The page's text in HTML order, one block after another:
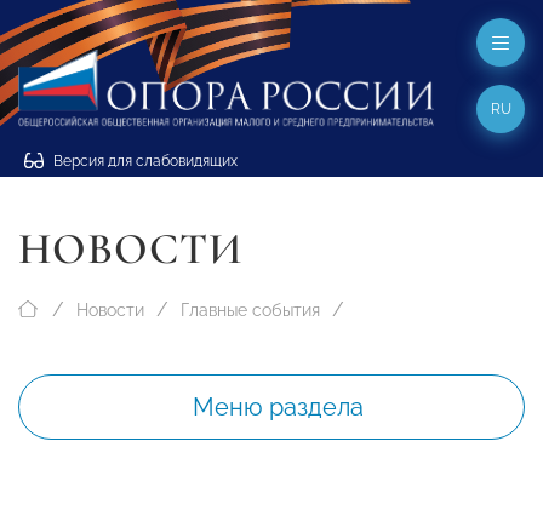
Версия для слабовидящих
RU
НОВОСТИ
Новости Главные события
Меню раздела